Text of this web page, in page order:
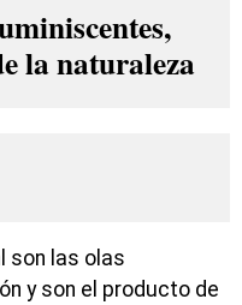
son las olas
y son el producto de